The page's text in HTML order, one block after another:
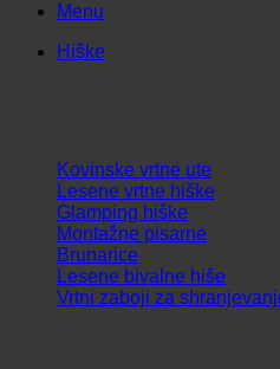
Menu
Hiške
Kovinske vrtne ute
Lesene vrtne hiške
Glamping hiške
Montažne pisarne
Brunarice
Lesene bivalne hiše
Vrtni zaboji za